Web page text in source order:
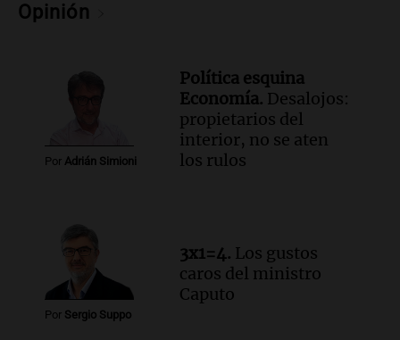
reza en la intimidad, según un informe
Episodios
Audio.
Cientos de fieles celebran a San
Cayetano pidiendo trabajo y salud en
Córdoba
Panorama Federal
reglamentación": el reclamo del Kennel
Club por los criaderos de perros
Noticias Rosario
Episodios
Audio.Trump acusa a México de
Opinión
Por Adrián Simioni
Política esquina
Economía. Desalojos:
propietarios del
interior, no se aten
los rulos
Por Sergio Suppo
3x1=4. Los gustos
caros del ministro
Caputo